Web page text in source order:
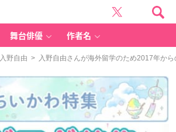
舞台俳優 作者名
入野自由 > 入野自由さんが海外留学のため2017年か